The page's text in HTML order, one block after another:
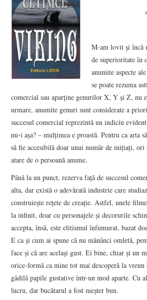
SUSPANS
NUMĂRUL 48 /
MARTIE 2018
NUMĂRUL 49 /
APRILIE 2018
M-am lovit şi încă
de superioritate în
anumite aspecte
se poate rezuma
comercial sau aparţine genurilor X, Y şi Z, nu
urmare, anumite genuri sunt considerate a
succesul comercial reprezintă un indiciu
nu-i aşa? – mulţimea e proastă. Pentru ca arta
să fie accesibilă doar unui număr de iniţiaţi, ori
atare de o persoană anume.
Până la un punct, rezerva faţă de succesul
alta, dar există o adevărată industrie care
construieşte reţete de creaţie. Astfel, unele
la infinit, doar cu personajele şi decorurile
accepta, însă, este elitismul înfumurat, bazat
E ca şi cum ai spune că nu mănânci omletă,
face şi că are acelaşi gust. Ei bine, chiar şi un
orice-formă ca mine tot mai descoperă la
gâdilă papile gustative într-un mod aparte. Cu
lucru, dar bucătarul a fost meşter bun.